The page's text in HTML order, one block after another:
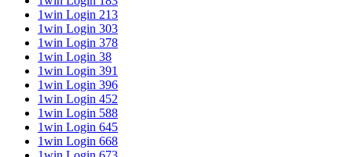
1win Login 213
1win Login 303
1win Login 378
1win Login 38
1win Login 391
1win Login 396
1win Login 452
1win Login 588
1win Login 645
1win Login 668